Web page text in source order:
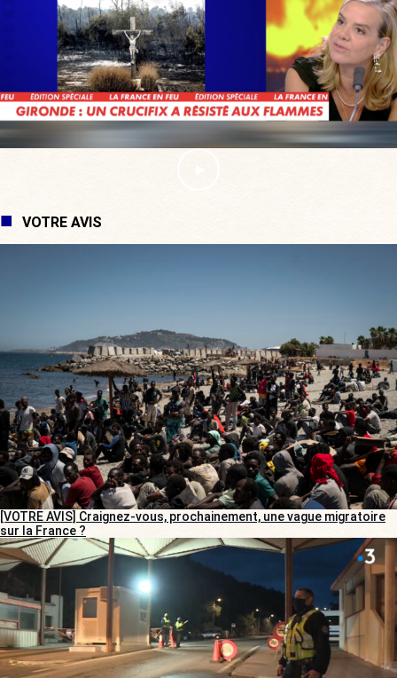
VOTRE AVIS
[VOTRE AVIS] Craignez-vous, prochainement, une vague migratoire
sur la France ?